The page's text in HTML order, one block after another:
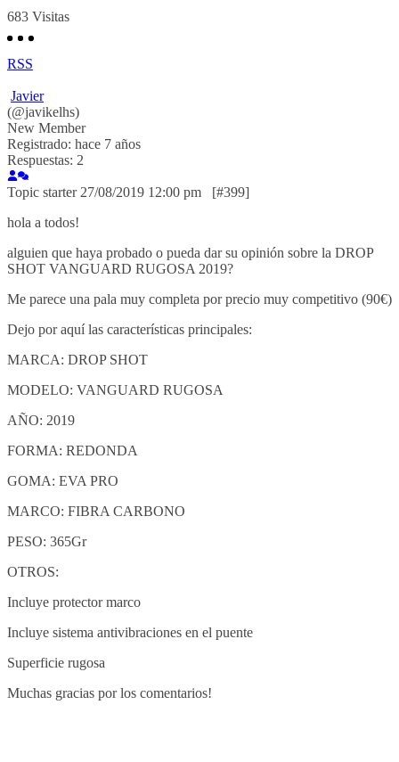
683 Visitas
RSS
Javier
(@javikelhs)
New Member
Registrado: hace 7 años
Respuestas: 2
Topic starter 27/08/2019 12:00 pm
[#399]
hola a todos!
alguien que haya probado o pueda dar su opinión sobre la DROP
SHOT VANGUARD RUGOSA 2019?
Me parece una pala muy completa por precio muy competitivo (90€)
Dejo por aquí las características principales:
MARCA: DROP SHOT
MODELO: VANGUARD RUGOSA
AÑO: 2019
FORMA: REDONDA
GOMA: EVA PRO
MARCO: FIBRA CARBONO
PESO: 365Gr
OTROS:
Incluye protector marco
Incluye sistema antivibraciones en el puente
Superficie rugosa
Muchas gracias por los comentarios!